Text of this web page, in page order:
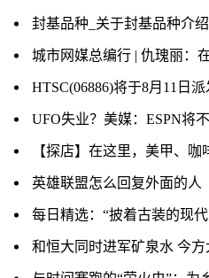
封基品种_关于封基品种介绍